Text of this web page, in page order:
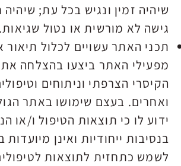
שיהיה זמין ונגיש בכל עת; שיהיה
גישה לא מורשית או נטול שגיאות.
תכני האתר עשויים לכלול תיאור
מפעילי האתר ביצעו בהצלחה את
הקיסרי הצרפתי וניתוחים
ואחרים. בעצם שימושו באתר
ידוע לו כי תוצאות הטיפול ו/או
בנסיבות ייחודיות ואינן מיועדות
לשמש כתחזית לתוצאות